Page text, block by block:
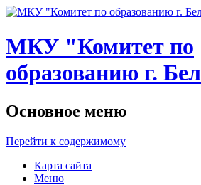
МКУ "Комитет по
образованию г.
Основное меню
Перейти к содержимому
Карта сайта
Меню